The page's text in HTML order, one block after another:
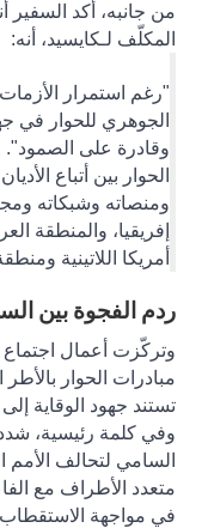
من جانبه، أكد السفير
المكلّف لـكايسيد، أنه:
"رغم استمرار الأزمات
الجوهري للحوار في
وقادرة على الصمود".
الحوار بين أتباع
ومنصاته وشبكاته
إفريقيا، والمنطقة
أمريكا اللاتينية
ردم الفجوة بين
وتركّزت أعمال اجتماع
مبادرات الحوار
تستند جهود الوقاية
وفي كلمة رئيسية،
السامي لتحالف الأمم
متعدد الأطراف مع
في مواجهة الاستقطاب